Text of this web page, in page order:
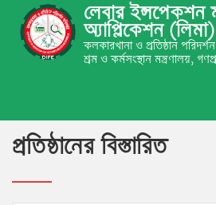
লেবার ইন্সপেকশন
অ্যাপ্লিকেশন (লিমা)
কলকারখানা ও প্রতিষ্ঠান
শ্রম ও কর্মসংস্থান মন্ত্রণালয়,
প্রতিষ্ঠানের বিস্তারিত